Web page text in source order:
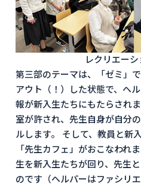
レクリエー
第三部のテーマは、「ゼミ」
アウト（！）した状態で、ヘ
報が新入生たちにもたらされ
室が許され、先生自身が自分
ルします。 そして、教員と新
「先生カフェ」がおこなわれ
生を新入生たちが回り、先生
のです（ヘルパーはファシリ